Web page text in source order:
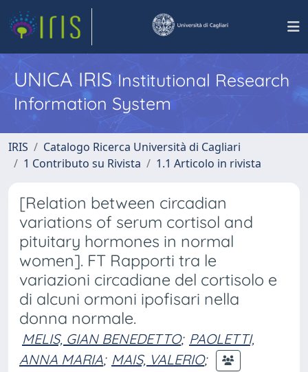
UNICA IRISInstitutional Research
Information System
IRIS
Catalogo Ricerca Università di Cagliari
1 Contributo su Rivista
1.1 Articolo in rivista
[Relation between circadian
variations of serum cortisol and
pituitary hormones in normal
women]. FT Rapporti tra le
variazioni circadiane del cortisolo e
di alcuni ormoni ipofisari nella
donna normale.
MELIS, GIAN BENEDETTO; PAOLETTI,
ANNA MARIA; MAIS, VALERIO;